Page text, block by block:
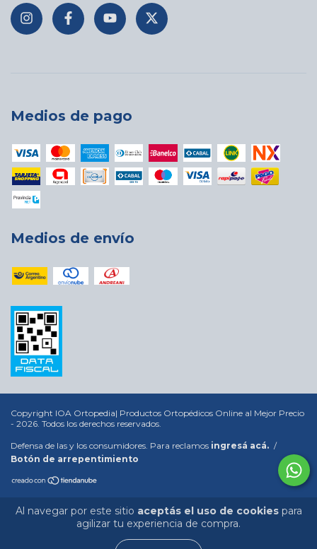
Al navegar por este sitio aceptás el uso de cookiespara
agilizar tu experiencia de compra.
Medios de pago
Medios de envío
Copyright IOA Ortopedia| Productos Ortopédicos Online al Mejor Precio
- 2026. Todos los derechos reservados.
Defensa de las y los consumidores. Para reclamos ingresá acá. /
Botón de arrepentimiento